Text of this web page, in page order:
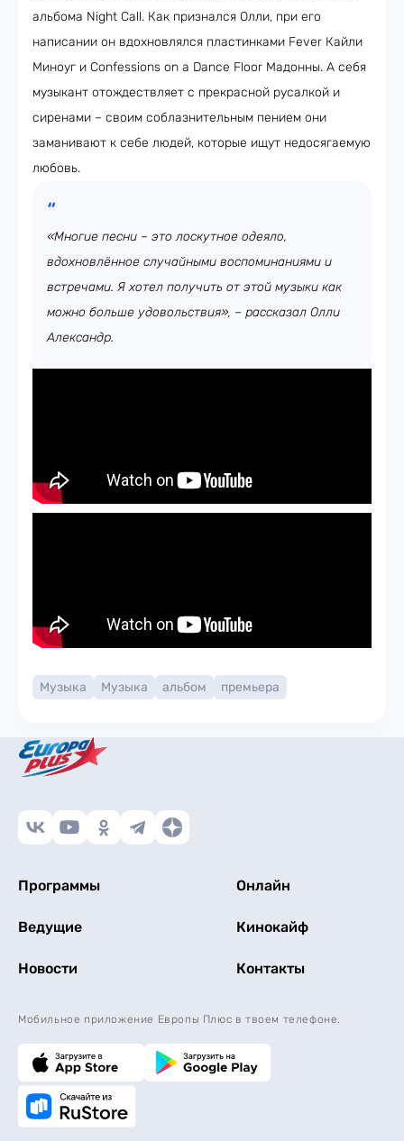
альбома Night Call. Как признался Олли, при его
написании он вдохновлялся пластинками Fever Кайли
Миноуг и Confessions on a Dance Floor Мадонны. А себя
музыкант отождествляет с прекрасной русалкой и
сиренами – своим соблазнительным пением они
заманивают к себе людей, которые ищут недосягаемую
любовь.
«Многие песни – это лоскутное одеяло,
вдохновлённое случайными воспоминаниями и
встречами. Я хотел получить от этой музыки как
можно больше удовольствия», – рассказал Олли
Александр.
Музыка Музыка альбом премьера
Программы Онлайн
Ведущие Кинокайф
Новости Контакты
Мобильное приложение Европы Плюс в твоем телефоне.